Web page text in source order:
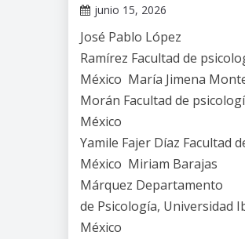
junio 15, 2026
Gallardo
José Pablo López
Ramírez Facultad de
México María Jimena
Morán Facultad de
México
Yamile Fajer Díaz Facultad
México Miriam Barajas
Márquez Departamento
de Psicología, Universidad
México